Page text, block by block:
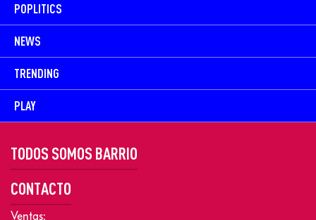
POPLITICS
NEWS
TRENDING
PLAY
TODOS SOMOS BARRIO
CONTACTO
Ventas: